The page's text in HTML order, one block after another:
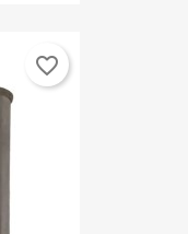
favorite_border